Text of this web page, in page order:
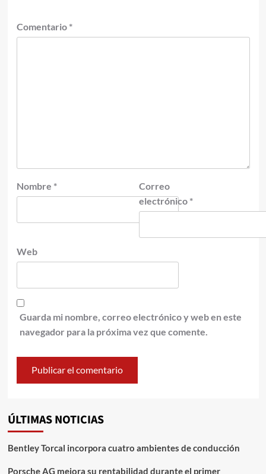
Comentario *
Nombre *
Correo
electrónico *
Web
Guarda mi nombre, correo electrónico y web en este
navegador para la próxima vez que comente.
ÚLTIMAS NOTICIAS
Bentley Torcal incorpora cuatro ambientes de conducción
Porsche AG mejora su rentabilidad durante el primer